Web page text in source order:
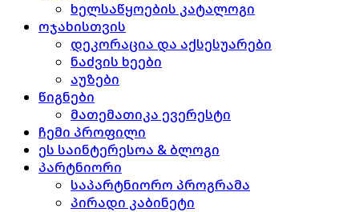
ხელსაწყოების კატალოგი
ოჯახისთვის
დეკორაცია და აქსესუარები
ნაძვის ხეები
აუზები
წიგნები
მათემათიკა ევერესტი
ჩემი პროფილი
ეს საინტერესოა & ბლოგი
პარტნიორი
საპარტნიორო პროგრამა
პირადი კაბინეტი